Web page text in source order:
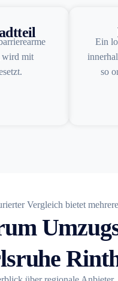
mit
Ein
so
Vergleich bietet